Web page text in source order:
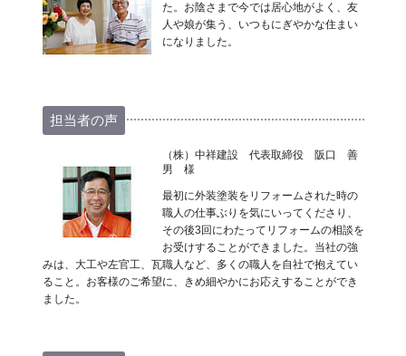
た。お陰さまで今では居心地がよく、友
人や娘が集う、いつもにぎやかな住まい
になりました。
担当者の声
（株）中祥建設 代表取締役 阪口 善
男 様
最初に外装塗装をリフォームされた時の
職人の仕事ぶりを気にいってくださり、
その後3回にわたってリフォームの相談を
お受けすることができました。当社の強
みは、大工や左官工、瓦職人など、多くの職人を自社で抱えてい
ること。お客様のご希望に、きめ細やかにお応えすることができ
ました。